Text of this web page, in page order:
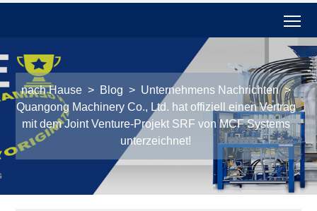
nach Hause > Blog > Unternehmens Nachrichten >
Quangong Machinery Co., Ltd. hat offiziell einen Vertrag
mit dem Joint Venture-Projekt SRF von MCF Systems
unterzeichnet!